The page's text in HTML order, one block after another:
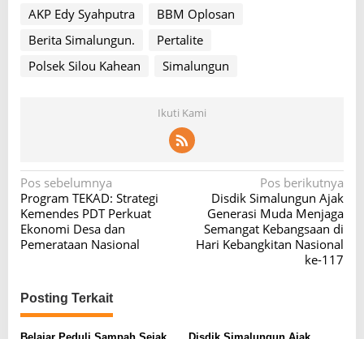
AKP Edy Syahputra
BBM Oplosan
Berita Simalungun.
Pertalite
Polsek Silou Kahean
Simalungun
Ikuti Kami
N
a
v
i
a
s
Pos sebelumnya
Program TEKAD: Strategi
Kemendes PDT Perkuat
Ekonomi Desa dan
Pemerataan Nasional
Pos berikutnya
Disdik Simalungun Ajak
Generasi Muda Menjaga
Semangat Kebangsaan di
Hari Kebangkitan Nasional
ke-117
Posting Terkait